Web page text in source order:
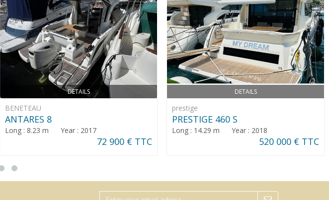
DETAILS
BENETEAU
ANTARES 8
Long : 8.23 m Year : 2017
72 900 € TTC
DETAILS
prestige
PRESTIGE 460 S
Long : 14.29 m Year : 2018
520 000 € TTC